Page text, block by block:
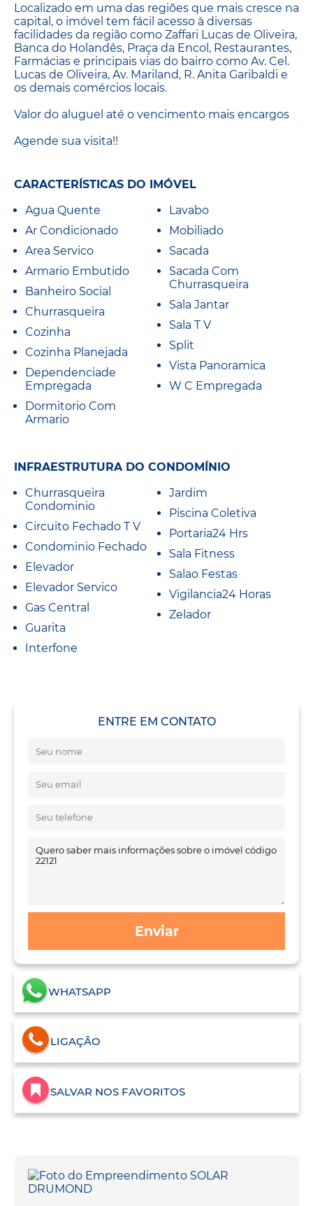
Localizado em uma das regiões que mais cresce na
capital, o imóvel tem fácil acesso à diversas
facilidades da região como Zaffari Lucas de Oliveira,
Banca do Holandês, Praça da Encol, Restaurantes,
Farmácias e principais vias do bairro como Av. Cel.
Lucas de Oliveira, Av. Mariland, R. Anita Garibaldi e
os demais comércios locais.
Valor do aluguel até o vencimento mais encargos
Agende sua visita!!
CARACTERÍSTICAS DO IMÓVEL
Agua Quente
Ar Condicionado
Area Servico
Armario Embutido
Banheiro Social
Churrasqueira
Cozinha
Cozinha Planejada
Dependenciade
Empregada
Dormitorio Com
Armario
Lavabo
Mobiliado
Sacada
Sacada Com
Churrasqueira
Sala Jantar
Sala T V
Split
Vista Panoramica
W C Empregada
INFRAESTRUTURA DO CONDOMÍNIO
Churrasqueira
Condominio
Circuito Fechado T V
Condominio Fechado
Elevador
Elevador Servico
Gas Central
Guarita
Interfone
Jardim
Piscina Coletiva
Portaria24 Hrs
Sala Fitness
Salao Festas
Vigilancia24 Horas
Zelador
ENTRE EM CONTATO
Enviar
WHATSAPP
LIGAÇÃO
SALVAR NOS FAVORITOS